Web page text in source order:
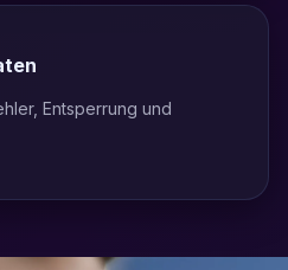
Entsperrung und